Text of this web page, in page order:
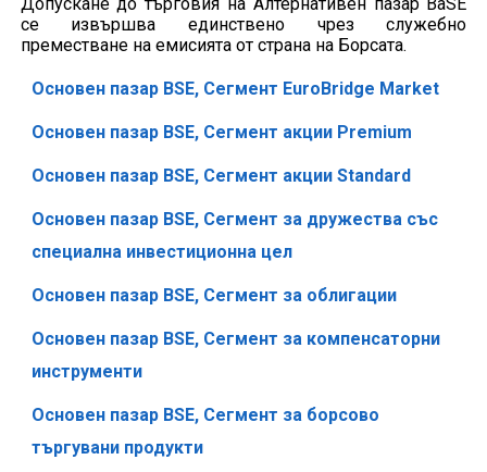
се извършва единствено чрез служебно
преместване на емисията от страна на Борсата.
Основен пазар BSE, Сегмент EuroBridge Market
Основен пазар BSE, Сегмент акции Premium
Основен пазар BSE, Сегмент акции Standard
Основен пазар BSE, Сегмент за дружества със
специална инвестиционна цел
Основен пазар BSE, Сегмент за облигации
Основен пазар BSE, Сегмент за компенсаторни
инструменти
Основен пазар BSE, Сегмент за борсово
търгувани продукти